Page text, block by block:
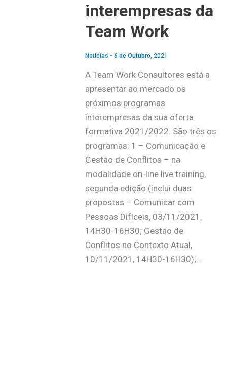
interempresas da
Team Work
Notícias • 6 de Outubro, 2021
A Team Work Consultores está a
apresentar ao mercado os
próximos programas
interempresas da sua oferta
formativa 2021/2022. São três os
programas: 1 – Comunicação e
Gestão de Conflitos – na
modalidade on-line live training,
segunda edição (inclui duas
propostas – Comunicar com
Pessoas Difíceis, 03/11/2021,
14H30-16H30; Gestão de
Conflitos no Contexto Atual,
10/11/2021, 14H30-16H30);…